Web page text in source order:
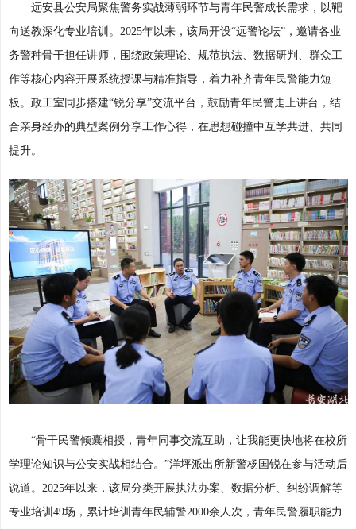
远安县公安局聚焦警务实战薄弱环节与青年民警成长需求，以靶
向送教深化专业培训。2025年以来，该局开设“远警论坛”，邀请各业
务警种骨干担任讲师，围绕政策理论、规范执法、数据研判、群众工
作等核心内容开展系统授课与精准指导，着力补齐青年民警能力短
板。政工室同步搭建“锐分享”交流平台，鼓励青年民警走上讲台，结
合亲身经办的典型案例分享工作心得，在思想碰撞中互学共进、共同
提升。
“骨干民警倾囊相授，青年同事交流互助，让我能更快地将在校所
学理论知识与公安实战相结合。”洋坪派出所新警杨国锐在参与活动后
说道。2025年以来，该局分类开展执法办案、数据分析、纠纷调解等
专业培训49场，累计培训青年民辅警2000余人次，青年民警履职能力